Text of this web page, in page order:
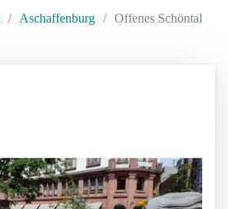
Aschaffenburg Offenes Schöntal